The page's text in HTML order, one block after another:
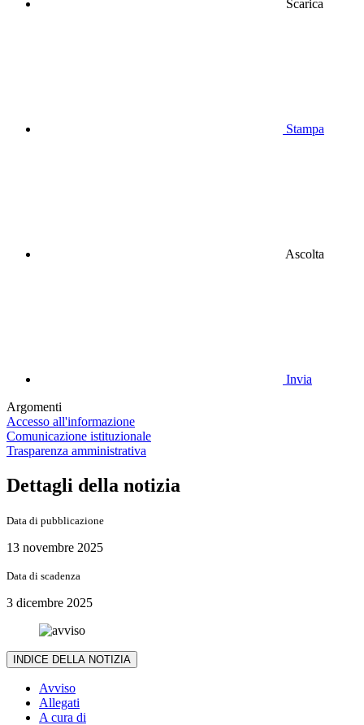
Scarica
Stampa
Ascolta
Invia
Argomenti
Accesso all'informazione
Comunicazione istituzionale
Trasparenza amministrativa
Dettagli della notizia
Data di pubblicazione
13 novembre 2025
Data di scadenza
3 dicembre 2025
INDICE DELLA NOTIZIA
Avviso
Allegati
A cura di